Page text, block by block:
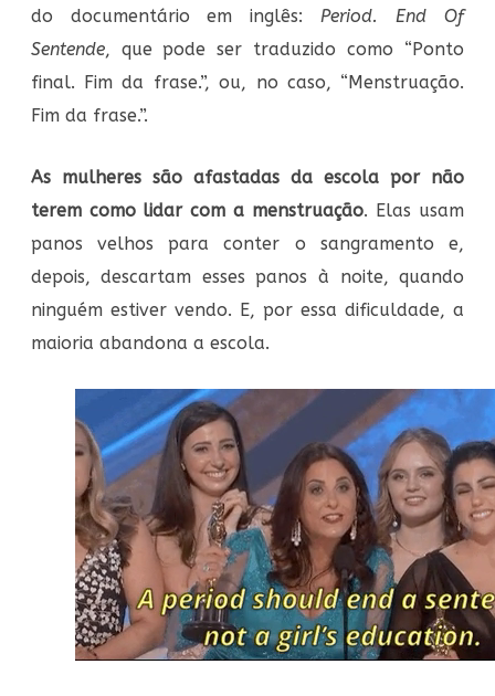
do documentário em inglês:Period. End Of
Sentende, que pode ser traduzido como “Ponto
final. Fim da frase.”, ou, no caso, “Menstruação.
Fim da frase.”.
As mulheres são afastadas da escola por não
terem como lidar com a menstruação. Elas usam
panos velhos para conter o sangramento e,
depois, descartam esses panos à noite, quando
ninguém estiver vendo. E, por essa dificuldade, a
maioria abandona a escola.